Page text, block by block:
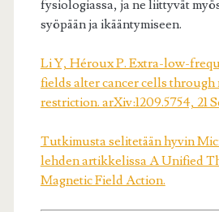
fysiologiassa, ja ne liittyvät
syöpään ja ikääntymiseen.
Li Y, Héroux P. Extra-low-
fields alter cancer cells through
restriction. arXiv:1209.5754, 21
Tutkimusta selitetään hyvin
lehden artikkelissa A Unified
Magnetic Field Action.